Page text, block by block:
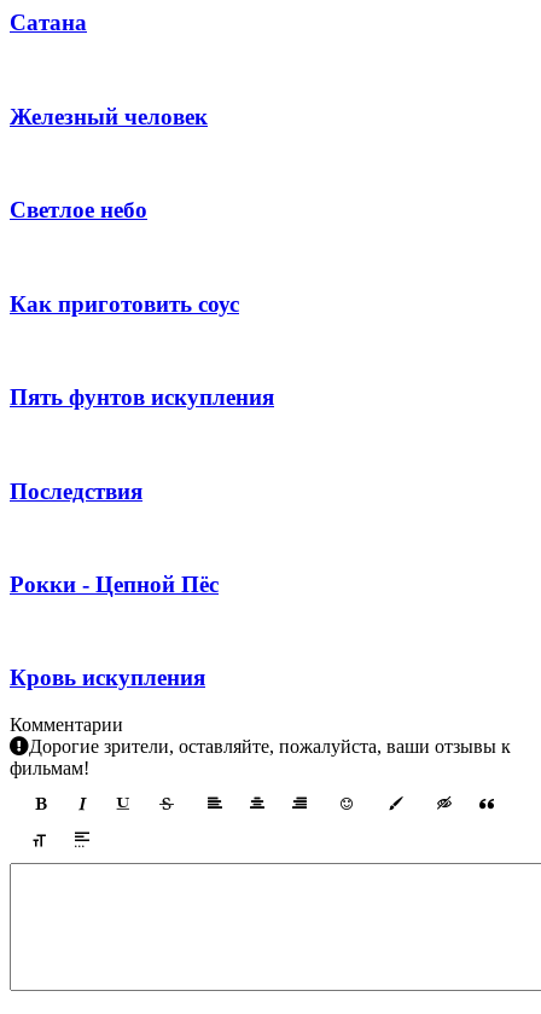
Сатана
Железный человек
Светлое небо
Как приготовить соус
Пять фунтов искупления
Последствия
Рокки - Цепной Пёс
Кровь искупления
Комментарии
Дорогие зрители, оставляйте, пожалуйста, ваши отзывы к
фильмам!